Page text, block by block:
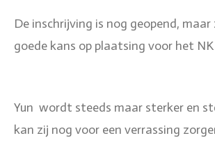
De inschrijving is nog geopend, maar
goede kans op plaatsing voor het NK
Yun wordt steeds maar sterker en
kan zij nog voor een verrassing